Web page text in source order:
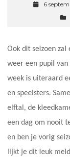
6
Ook dit seizoen
weer een pupil van
week is uiteraard
en speelsters.
elftal, de
een dag om nooit
en ben je vorig
lijkt je dit leuk